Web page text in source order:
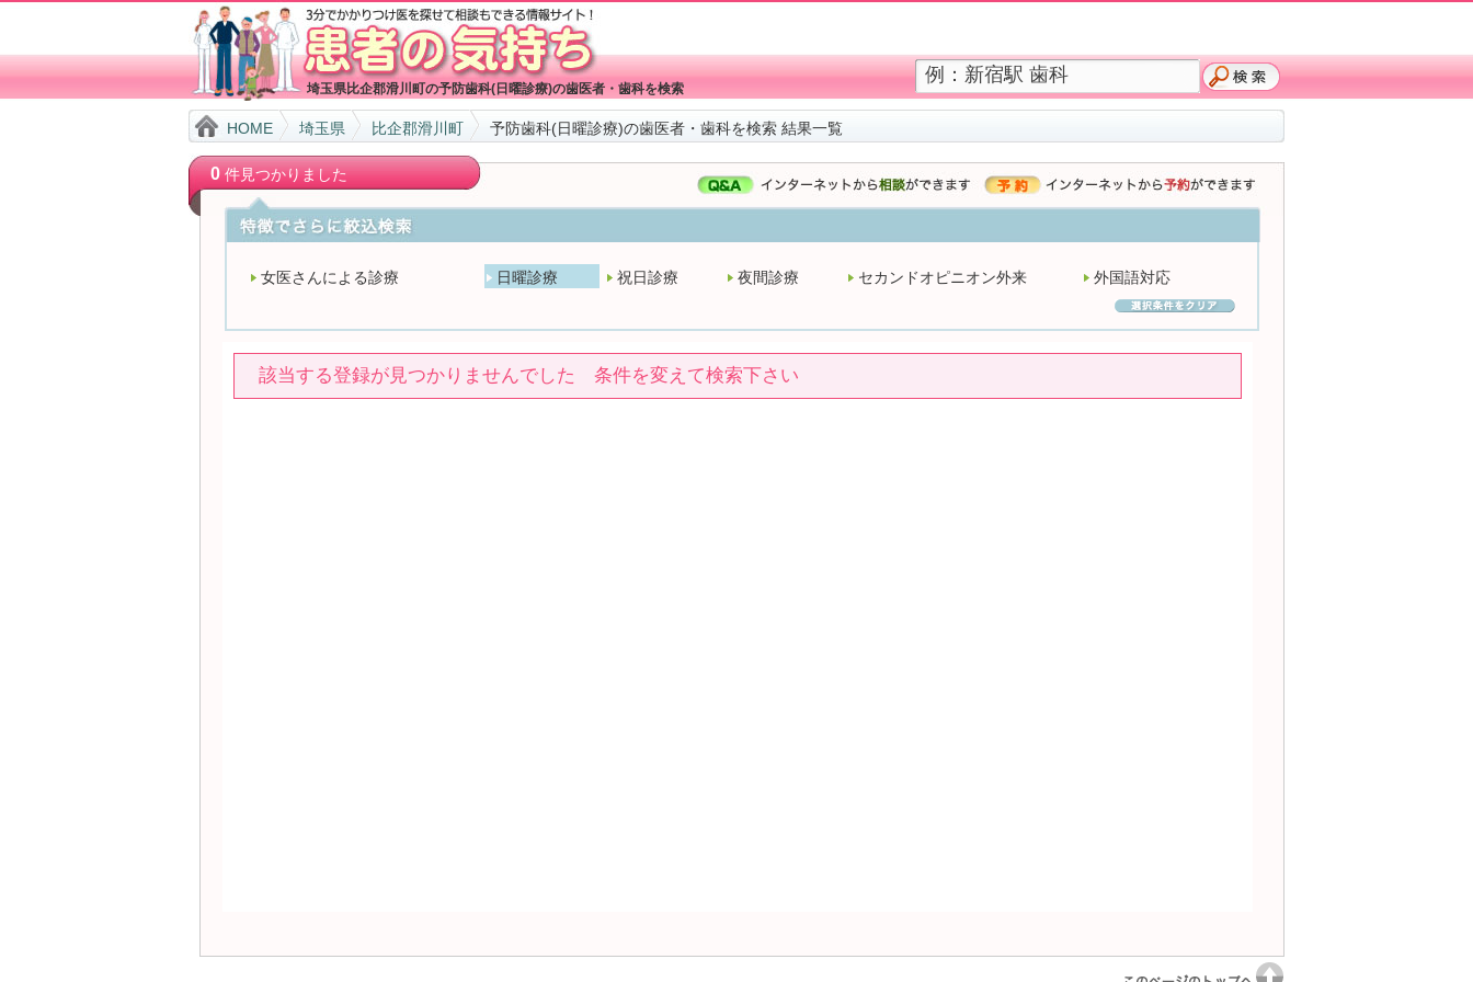
埼玉県比企郡滑川町の予防歯科(日曜診療)の歯医者・歯科を検索
HOME 埼玉県 比企郡滑川町 予防歯科(日曜診療)の歯医者・歯科を検索 結果一覧
0件見つかりました
女医さんによる診療 日曜診療 祝日診療 夜間診療 セカンドオピニオン外来 外国語対応
該当する登録が見つかりませんでした 条件を変えて検索下さい